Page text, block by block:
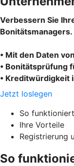
Verbessern Sie
Bonitätsmanagers.
• Mit den Daten
• Bonitätsprüfung
• Kreditwürdigkeit
Jetzt loslegen
So
Ihre Vorteile
Registrierung
So